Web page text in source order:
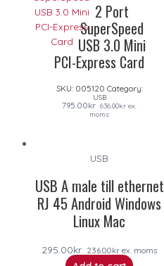
2 Port
SuperSpeed
USB 3.0 Mini
PCI-Express Card
SKU: 005120 Category:
USB
795.00kr 636.00kr ex.
moms
USB
USB A male till ethernet
RJ 45 Android Windows
Linux Mac
295.00kr 236.00kr ex. moms